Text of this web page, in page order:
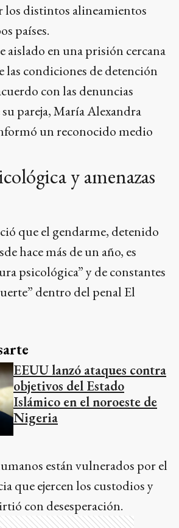
los distintos alineamientos
países.
aislado en una prisión cercana
las condiciones de detención
con las denuncias
pareja, María Alexandra
un reconocido medio
y amenazas
que el gendarme, detenido
hace más de un año, es
psicológica” y de constantes
dentro del penal El
EEUU lanzó ataques contra
objetivos del Estado
Islámico en el noroeste de
Nigeria
están vulnerados por el
que ejercen los custodios y
con desesperación.